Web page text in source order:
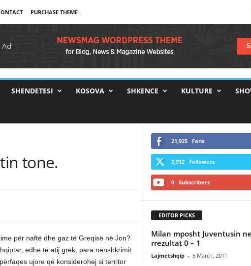
PURCHASE THEME
SHENDETESI KOSOVA SHKENCE KULTURE
tone.
për naftë dhe gaz të Greqisë në Jon?
edhe të atij grek, para nënshkrimit
ujore që konsiderohej si territor
21,925 Fans
3,912 Followers
0 Subscribers
EDITOR PICKS
Milan mposht Juventusin
rrezultat 0 – 1
Lajmetshqip - 6 March, 2011